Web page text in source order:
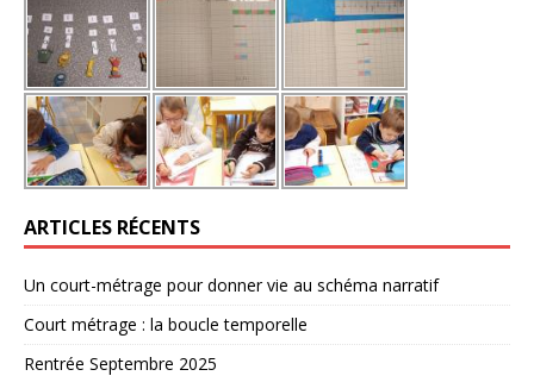
ARTICLES RÉCENTS
Un court-métrage pour donner vie au schéma narratif
Court métrage : la boucle temporelle
Rentrée Septembre 2025